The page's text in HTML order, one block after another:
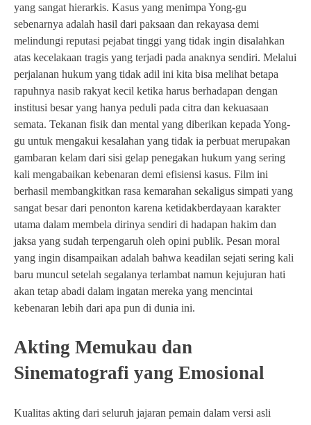
yang sangat hierarkis. Kasus yang menimpa Yong-gu
sebenarnya adalah hasil dari paksaan dan rekayasa demi
melindungi reputasi pejabat tinggi yang tidak ingin disalahkan
atas kecelakaan tragis yang terjadi pada anaknya sendiri. Melalui
perjalanan hukum yang tidak adil ini kita bisa melihat betapa
rapuhnya nasib rakyat kecil ketika harus berhadapan dengan
institusi besar yang hanya peduli pada citra dan kekuasaan
semata. Tekanan fisik dan mental yang diberikan kepada Yong-
gu untuk mengakui kesalahan yang tidak ia perbuat merupakan
gambaran kelam dari sisi gelap penegakan hukum yang sering
kali mengabaikan kebenaran demi efisiensi kasus. Film ini
berhasil membangkitkan rasa kemarahan sekaligus simpati yang
sangat besar dari penonton karena ketidakberdayaan karakter
utama dalam membela dirinya sendiri di hadapan hakim dan
jaksa yang sudah terpengaruh oleh opini publik. Pesan moral
yang ingin disampaikan adalah bahwa keadilan sejati sering kali
baru muncul setelah segalanya terlambat namun kejujuran hati
akan tetap abadi dalam ingatan mereka yang mencintai
kebenaran lebih dari apa pun di dunia ini.
Akting Memukau dan
Sinematografi yang Emosional
Kualitas akting dari seluruh jajaran pemain dalam versi asli